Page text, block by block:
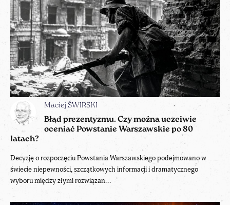
Maciej ŚWIRSKI
Błąd prezentyzmu. Czy można uczciwie
oceniać Powstanie Warszawskie po 80
latach?
Decyzję o rozpoczęciu Powstania Warszawskiego podejmowano w
świecie niepewności, szczątkowych informacji i dramatycznego
wyboru między złymi rozwiązan...